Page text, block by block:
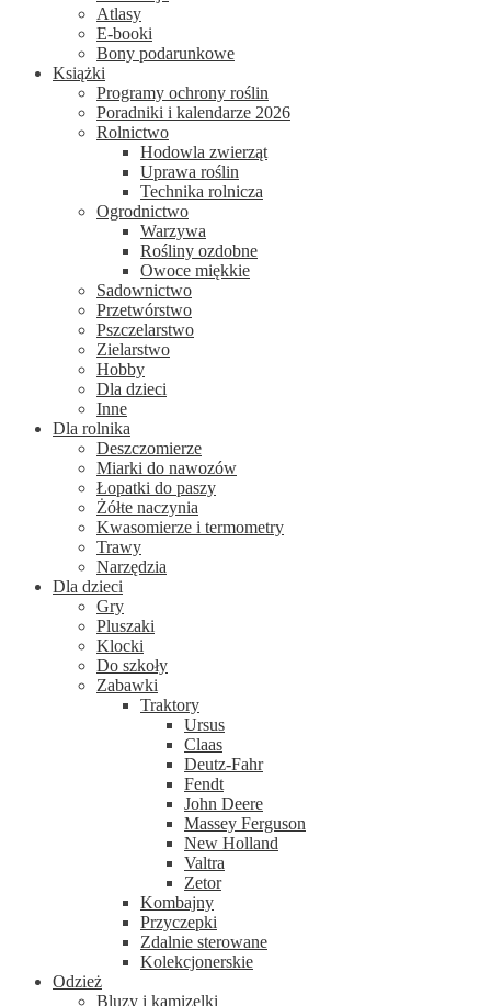
Atlasy
E-booki
Bony podarunkowe
Książki
Programy ochrony roślin
Poradniki i kalendarze 2026
Rolnictwo
Hodowla zwierząt
Uprawa roślin
Technika rolnicza
Ogrodnictwo
Warzywa
Rośliny ozdobne
Owoce miękkie
Sadownictwo
Przetwórstwo
Pszczelarstwo
Zielarstwo
Hobby
Dla dzieci
Inne
Dla rolnika
Deszczomierze
Miarki do nawozów
Łopatki do paszy
Żółte naczynia
Kwasomierze i termometry
Trawy
Narzędzia
Dla dzieci
Gry
Pluszaki
Klocki
Do szkoły
Zabawki
Traktory
Ursus
Claas
Deutz-Fahr
Fendt
John Deere
Massey Ferguson
New Holland
Valtra
Zetor
Kombajny
Przyczepki
Zdalnie sterowane
Kolekcjonerskie
Odzież
Bluzy i kamizelki